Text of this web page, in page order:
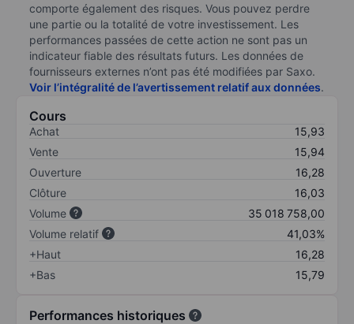
comporte également des risques. Vous pouvez perdre
une partie ou la totalité de votre investissement. Les
performances passées de cette action ne sont pas un
indicateur fiable des résultats futurs. Les données de
fournisseurs externes n’ont pas été modifiées par Saxo.
Voir l’intégralité de l’avertissement relatif aux données.
Cours
Achat
15,93
Vente
15,94
Ouverture
16,28
Clôture
16,03
Volume
35 018 758,00
Volume relatif
41,03%
+Haut
16,28
+Bas
15,79
Performances historiques